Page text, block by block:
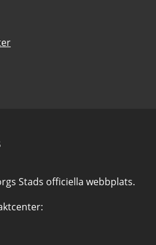
Stads officiella webbplats.